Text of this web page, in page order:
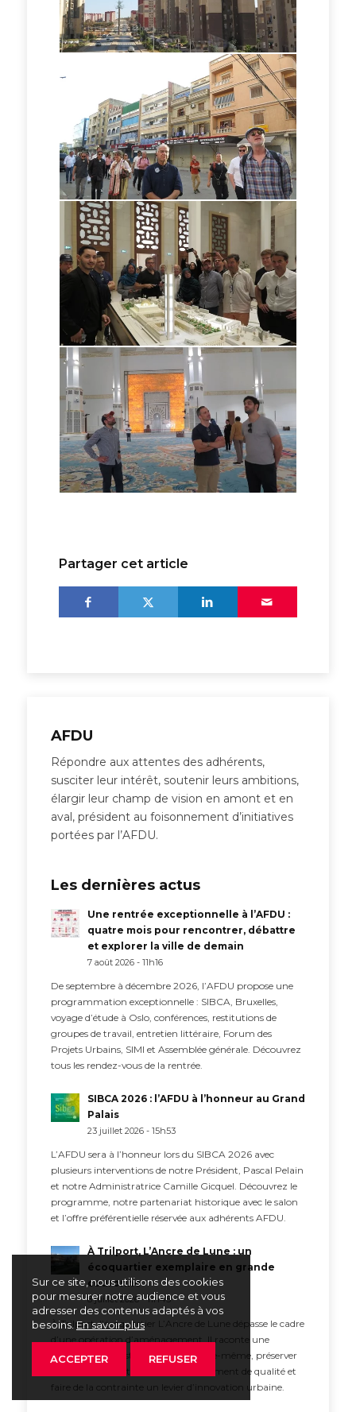
Partager cet article
AFDU
Répondre aux attentes des adhérents,
susciter leur intérêt, soutenir leurs ambitions,
élargir leur champ de vision en amont et en
aval, président au foisonnement d’initiatives
portées par l’AFDU.
Les dernières actus
Une rentrée exceptionnelle à l’AFDU :
quatre mois pour rencontrer, débattre
et explorer la ville de demain
7 août 2026 - 11h16
De septembre à décembre 2026, l’AFDU propose une
programmation exceptionnelle : SIBCA, Bruxelles,
voyage d’étude à Oslo, conférences, restitutions de
groupes de travail, entretien littéraire, Forum des
Projets Urbains, SIMI et Assemblée générale. Découvrez
tous les rendez-vous de la rentrée.
SIBCA 2026 : l’AFDU à l’honneur au Grand
Palais
23 juillet 2026 - 15h53
L’AFDU sera à l’honneur lors du SIBCA 2026 avec
plusieurs interventions de notre Président, Pascal Pelain
et notre Administratrice Camille Gicquel. Découvrez le
programme, notre partenariat historique avec le salon
et l’offre préférentielle réservée aux adhérents AFDU.
À Trilport, L’Ancre de Lune : un
écoquartier exemplaire en grande
couronne
8 juillet 2026 - 11h45
À Trilport, l’écoquartier L’Ancre de Lune dépasse le cadre
d’une opération d’aménagement. Il raconte une
méthode : reconstruire la ville sur elle-même, préserver
les espaces ouverts, produire du logement de qualité et
faire de la contrainte un levier d’innovation urbaine.
Sur ce site, nous utilisons des cookies
pour mesurer notre audience et vous
adresser des contenus adaptés à vos
besoins.En savoir plus
ACCEPTER REFUSER